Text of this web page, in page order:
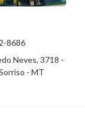
8686
Neves, 3718 -
- MT